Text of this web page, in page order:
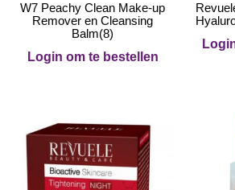
W7 Peachy Clean Make-up
Remover en Cleansing
Balm(8)
Login om te bestellen